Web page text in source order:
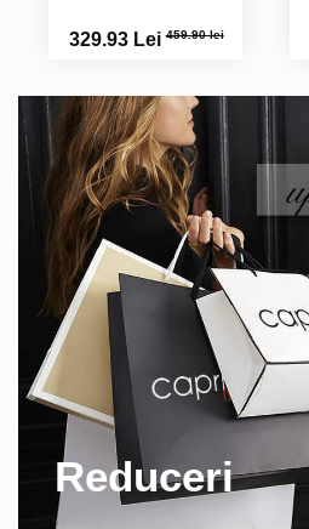
329.93 Lei459.90 lei
Reduceri